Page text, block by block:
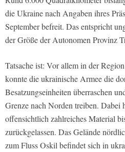
die Ukraine nach Angaben ihres
September befreit. Das entspricht
der Größe der Autonomen Provinz
Tatsache ist: Vor allem in der
konnte die ukrainische Armee die
Besatzungseinheiten überraschen
Grenze nach Norden treiben. Dabei
offensichtlich zahlreiches Material
zurückgelassen. Das Gelände
zum Fluss Oskil befindet sich in